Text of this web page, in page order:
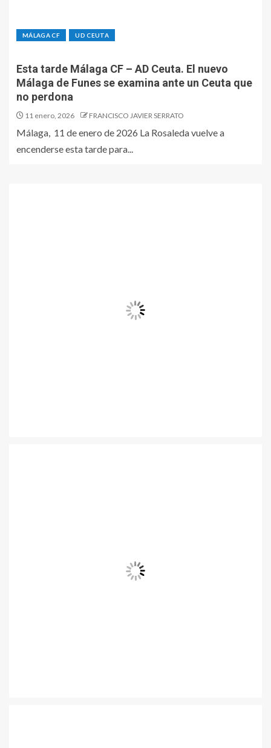
MÁLAGA CF UD CEUTA
Esta tarde Málaga CF – AD Ceuta. El nuevo
Málaga de Funes se examina ante un Ceuta que
no perdona
11 enero, 2026 FRANCISCO JAVIER SERRATO
Málaga, 11 de enero de 2026 La Rosaleda vuelve a
encenderse esta tarde para...